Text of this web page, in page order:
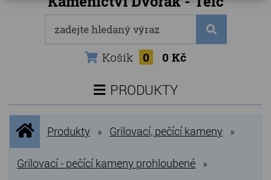
Košík 0 0 Kč
PRODUKTY
NOVINKY
NEJPRODÁVANĚJŠÍ
VÝPRODEJ
Úvodní
stránka
Produkty » Grilovací, pečící kameny »
Grilovací - pečící kameny prohloubené »